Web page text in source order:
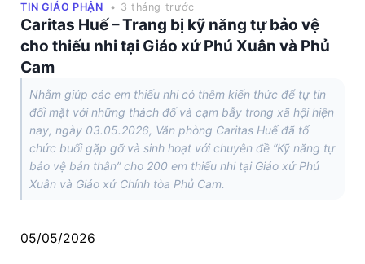
TIN GIÁO PHẬN • 3 tháng trước
Caritas Huế – Trang bị kỹ năng tự bảo vệ
cho thiếu nhi tại Giáo xứ Phú Xuân và Phủ
Cam
Nhằm giúp các em thiếu nhi có thêm kiến thức để tự tin
đối mặt với những thách đố và cạm bẫy trong xã hội hiện
nay, ngày 03.05.2026, Văn phòng Caritas Huế đã tổ
chức buổi gặp gỡ và sinh hoạt với chuyên đề “Kỹ năng tự
bảo vệ bản thân” cho 200 em thiếu nhi tại Giáo xứ Phú
Xuân và Giáo xứ Chính tòa Phủ Cam.
05/05/2026